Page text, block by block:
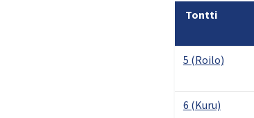
Tontti
5 (Roilo)
6 (Kuru)